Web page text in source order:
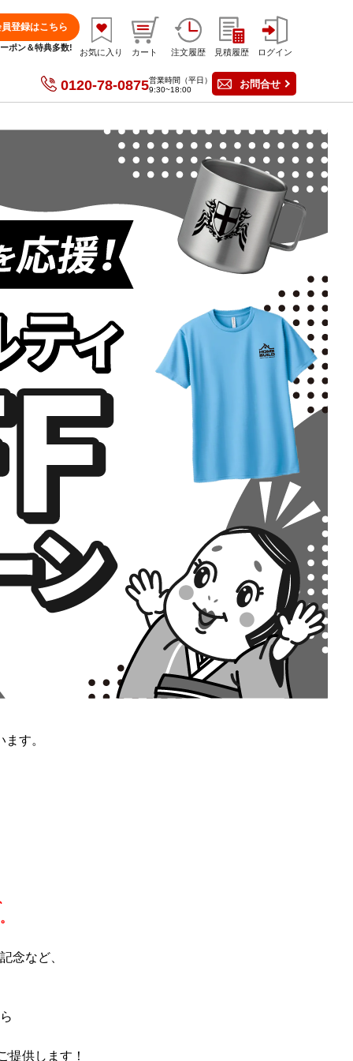
登録はこちら
ポン＆特典多数! お気に入り カート 注文履歴 見積履歴 ログイン
0120-78-0875営業時間（平日）
9:30~18:00
お問合せ
す。
念など、
提供します！